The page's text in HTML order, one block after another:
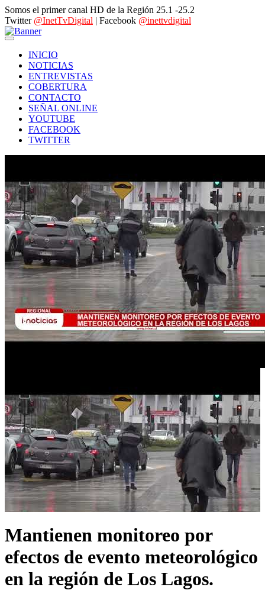
Somos el primer canal HD de la Región 25.1 -25.2
Twitter @InetTvDigital | Facebook @inettvdigital
INICIO
NOTICIAS
ENTREVISTAS
COBERTURA
CONTACTO
SEÑAL ONLINE
YOUTUBE
FACEBOOK
TWITTER
Mantienen monitoreo por
efectos de evento meteorológico
en la región de Los Lagos.